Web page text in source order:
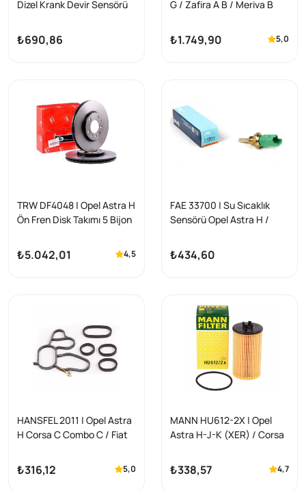
Dizel Krank Devir Sensörü
D
₺690,86
G / Zafira A B / Meriva B
₺1.749,90 5,0
TRW DF4048 | Opel Astra H
Ön Fren Disk Takımı 5 Bijon
₺5.042,01 4,5
FAE 33700 | Su Sıcaklık
Sensörü Opel Astra H /
₺434,60
HANSFEL 2011 | Opel Astra
H Corsa C Combo C / Fiat
Soğutucu Conta Takımı
₺316,12 5,0
MANN HU612-2X | Opel
Astra H-J-K (XER) / Corsa
Cruze-Aveo 1.6 Benzinli Yağ
Filtresi
₺338,57 4,7